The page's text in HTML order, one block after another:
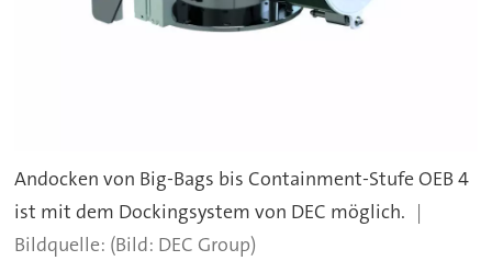
Andocken von Big-Bags bis Containment-Stufe OEB 4
ist mit dem Dockingsystem von DEC möglich.
(Bild: DEC Group)